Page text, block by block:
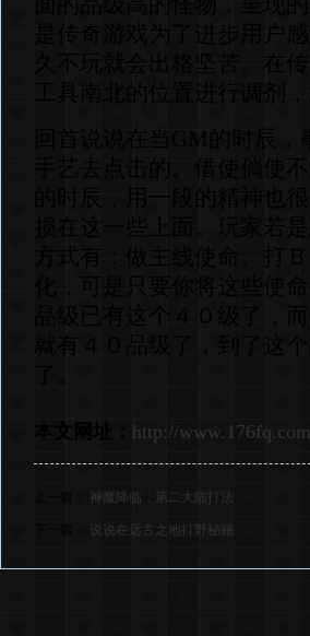
是传奇游戏为了进步用户
久不玩就会出格坚苦。在
工具南北的位置进行调剂
回首说说在当GM的时辰
手艺去点击的。借使倘使
的时辰，用一段的精神也
损在这一些上面。玩家若
方式有：做主线使命、打
化，可是只要你将这些使
品级已有这个４０级了，
就有４０品级了，到了这
本文网址： http://
神魔降临，第二大陆打法
说说在远古之地打野秘籍